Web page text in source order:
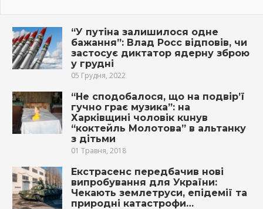
“У путіна залишилося одне
бажання”: Влад Росс відповів, чи
застосує диктатор ядерну зброю
у грудні
05 Грудня, 2022
“Не сподобалося, що на подвір’ї
гучно грає музика”: на
Харківщині чоловік кuнув
“коктeйль Молотовa” в альтанку
з дітьми
01 Травня, 2018
Екстрасенс передбачив нові
випробування для України:
Чекають землетруси, епідемії та
природні катастрофи…